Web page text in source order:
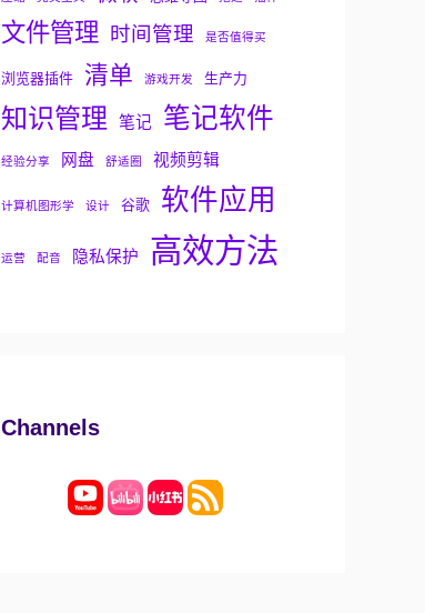
文件管理 时间管理 是否值得买
浏览器插件 清单 游戏开发 生产力
知识管理 笔记 笔记软件
经验分享 网盘 舒适圈 视频剪辑
计算机图形学 设计 谷歌 软件应用
运营 配音 隐私保护 高效方法
Channels